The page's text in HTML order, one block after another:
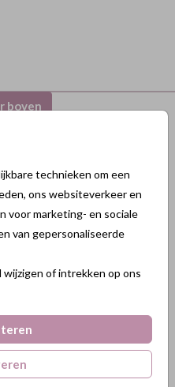
technieken om een
ons websiteverkeer en
voor marketing- en sociale
van gepersonaliseerde
of intrekken op ons
boven